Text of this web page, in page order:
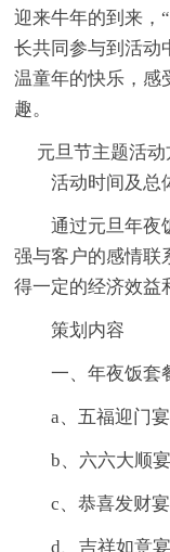
迎来牛年的到来，
长共同参与到活动
温童年的快乐，感
趣。
元旦节主题活动
活动时间及总
通过元旦年夜
强与客户的感情联
得一定的经济效益
策划内容
一、年夜饭套
a、五福迎门宴
b、六六大顺宴
c、恭喜发财宴
d、吉祥如意宴